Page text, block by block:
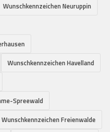
Wunschkennzeichen Neuruppin
Wunschkennzeichen Havelland
Spreewald
Wunschkennzeichen Freienwalde